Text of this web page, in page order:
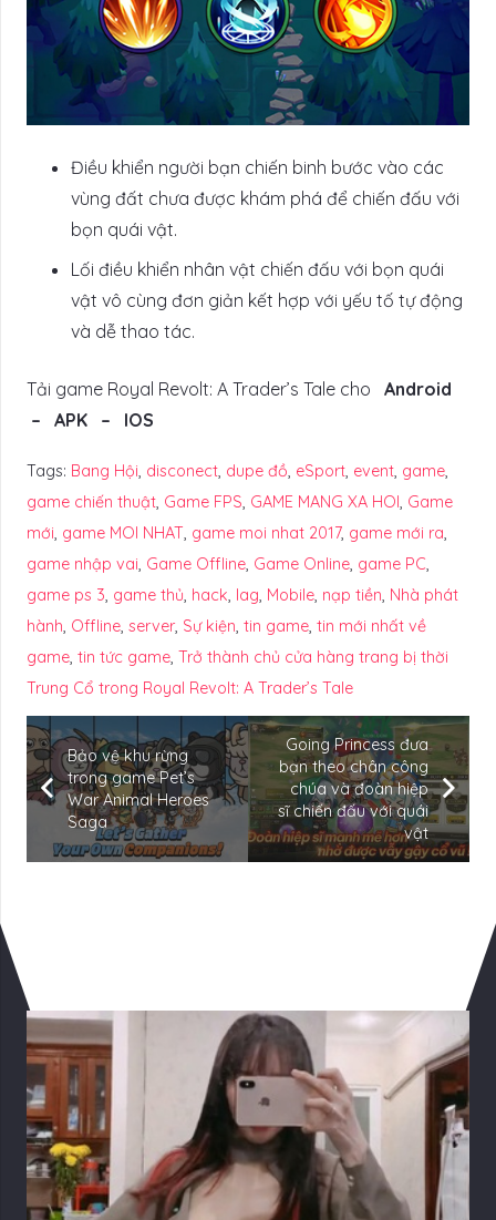
Điều khiển người bạn chiến binh bước vào các
vùng đất chưa được khám phá để chiến đấu với
bọn quái vật.
Lối điều khiển nhân vật chiến đấu với bọn quái
vật vô cùng đơn giản kết hợp với yếu tố tự động
và dễ thao tác.
Tải game Royal Revolt: A Trader’s Tale cho Android
– APK – IOS
Tags: Bang Hội, disconect, dupe đồ, eSport, event, game,
game chiến thuật, Game FPS, GAME MANG XA HOI, Game
mới, game MOI NHAT, game moi nhat 2017, game mới ra,
game nhập vai, Game Offline, Game Online, game PC,
game ps 3, game thủ, hack, lag, Mobile, nạp tiền, Nhà phát
hành, Offline, server, Sự kiện, tin game, tin mới nhất về
game, tin tức game, Trở thành chủ cửa hàng trang bị thời
Trung Cổ trong Royal Revolt: A Trader’s Tale
Bảo vệ khu rừng
trong game Pet’s
War Animal Heroes
Saga
Going Princess đưa
bạn theo chân công
chúa và đoàn hiệp
sĩ chiến đấu với quái
vật